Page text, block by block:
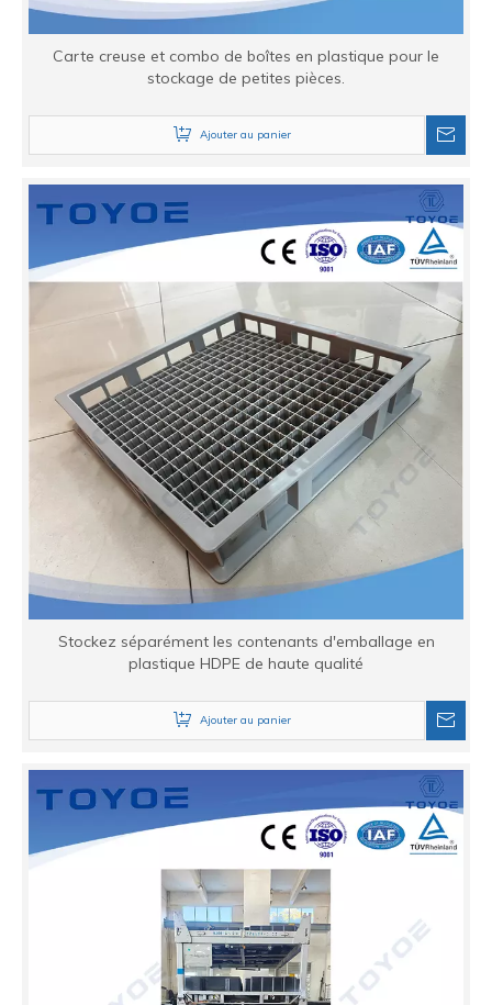
Carte creuse et combo de boîtes en plastique pour le
stockage de petites pièces.
Ajouter au panier
Stockez séparément les contenants d'emballage en
plastique HDPE de haute qualité
Ajouter au panier